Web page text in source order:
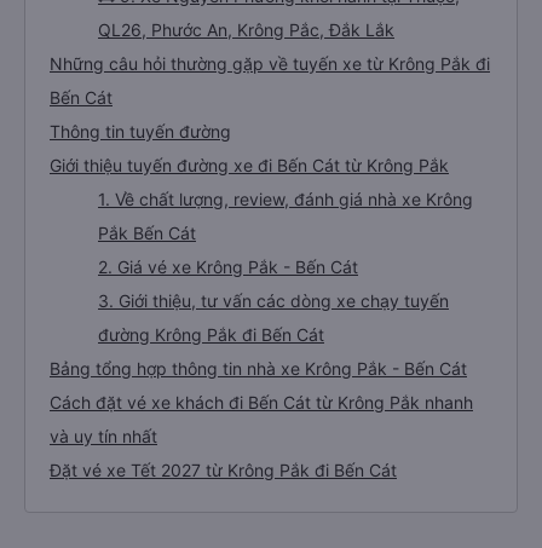
QL26, Phước An, Krông Pắc, Đắk Lắk
Những câu hỏi thường gặp về tuyến xe từ Krông Pắk đi
Bến Cát
Thông tin tuyến đường
Giới thiệu tuyến đường xe đi Bến Cát từ Krông Pắk
1. Về chất lượng, review, đánh giá nhà xe Krông
Pắk Bến Cát
2. Giá vé xe Krông Pắk - Bến Cát
3. Giới thiệu, tư vấn các dòng xe chạy tuyến
đường Krông Pắk đi Bến Cát
Bảng tổng hợp thông tin nhà xe Krông Pắk - Bến Cát
Cách đặt vé xe khách đi Bến Cát từ Krông Pắk nhanh
và uy tín nhất
Đặt vé xe Tết 2027 từ Krông Pắk đi Bến Cát